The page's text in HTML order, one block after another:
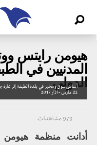
هيومن رايتس
المدنيين في
الدولي
أنقاض سوق ومخبز في بلدة الطبقة إثر
22 مارس - آذار 2017
973 مشاهدات
أدانت منظمة